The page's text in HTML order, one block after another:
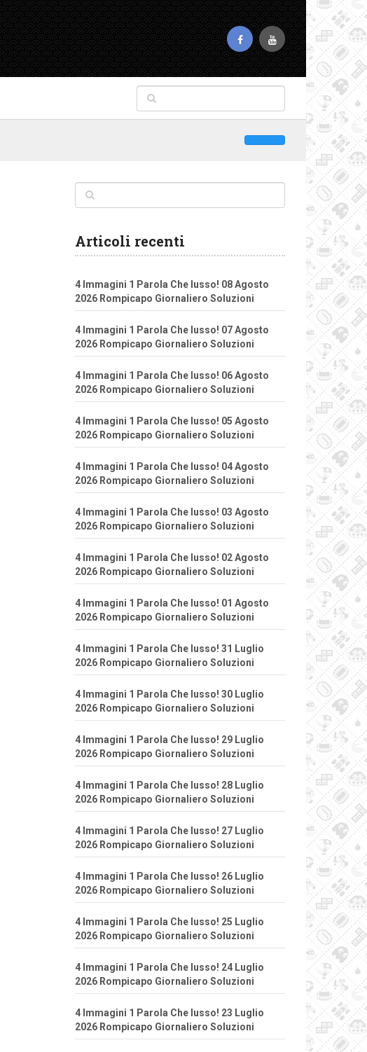
Articoli recenti
4 Immagini 1 Parola Che lusso! 08 Agosto
2026 Rompicapo Giornaliero Soluzioni
4 Immagini 1 Parola Che lusso! 07 Agosto
2026 Rompicapo Giornaliero Soluzioni
4 Immagini 1 Parola Che lusso! 06 Agosto
2026 Rompicapo Giornaliero Soluzioni
4 Immagini 1 Parola Che lusso! 05 Agosto
2026 Rompicapo Giornaliero Soluzioni
4 Immagini 1 Parola Che lusso! 04 Agosto
2026 Rompicapo Giornaliero Soluzioni
4 Immagini 1 Parola Che lusso! 03 Agosto
2026 Rompicapo Giornaliero Soluzioni
4 Immagini 1 Parola Che lusso! 02 Agosto
2026 Rompicapo Giornaliero Soluzioni
4 Immagini 1 Parola Che lusso! 01 Agosto
2026 Rompicapo Giornaliero Soluzioni
4 Immagini 1 Parola Che lusso! 31 Luglio
2026 Rompicapo Giornaliero Soluzioni
4 Immagini 1 Parola Che lusso! 30 Luglio
2026 Rompicapo Giornaliero Soluzioni
4 Immagini 1 Parola Che lusso! 29 Luglio
2026 Rompicapo Giornaliero Soluzioni
4 Immagini 1 Parola Che lusso! 28 Luglio
2026 Rompicapo Giornaliero Soluzioni
4 Immagini 1 Parola Che lusso! 27 Luglio
2026 Rompicapo Giornaliero Soluzioni
4 Immagini 1 Parola Che lusso! 26 Luglio
2026 Rompicapo Giornaliero Soluzioni
4 Immagini 1 Parola Che lusso! 25 Luglio
2026 Rompicapo Giornaliero Soluzioni
4 Immagini 1 Parola Che lusso! 24 Luglio
2026 Rompicapo Giornaliero Soluzioni
4 Immagini 1 Parola Che lusso! 23 Luglio
2026 Rompicapo Giornaliero Soluzioni